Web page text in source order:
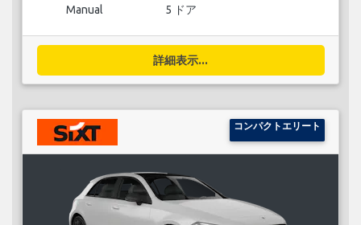
Manual 5 ドア
詳細表示...
コンパクトエリート